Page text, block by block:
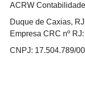
ACRW Contabilidade
Duque de Caxias, RJ
Empresa CRC nº
CNPJ: 17.504.789/